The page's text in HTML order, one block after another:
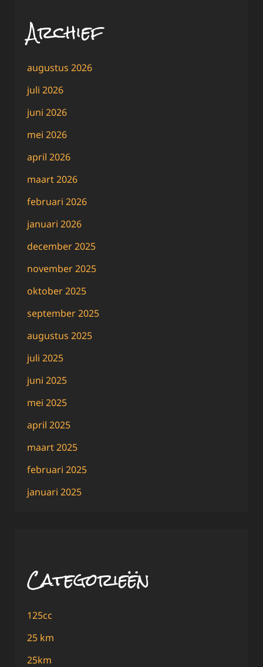
Archief
augustus 2026
juli 2026
juni 2026
mei 2026
april 2026
maart 2026
februari 2026
januari 2026
december 2025
november 2025
oktober 2025
september 2025
augustus 2025
juli 2025
juni 2025
mei 2025
april 2025
maart 2025
februari 2025
januari 2025
Categorieën
125cc
25 km
25km